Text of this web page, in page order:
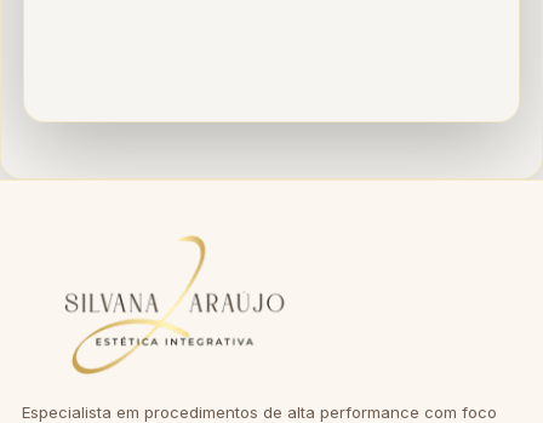
Especialista em procedimentos de alta performance com foco